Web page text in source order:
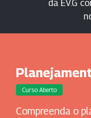
da EV.G
Curso Aberto
Compreenda o